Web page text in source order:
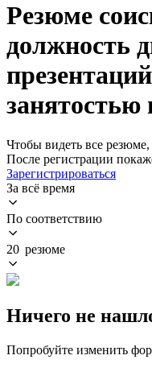
Резюме
должность
занятостью
Чтобы видеть все резюме,
После регистрации
Зарегистрироваться
За всё время
По соответствию
20 резюме
Ничего не
Попробуйте изменить